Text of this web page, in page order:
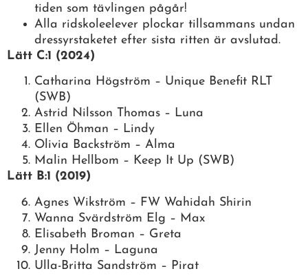
tiden som tävlingen pågår!
Alla ridskoleelever plockar tillsammans undan
dressyrstaketet efter sista ritten är avslutad.
Lätt C:1 (2024)
Catharina Högström – Unique Benefit RLT
(SWB)
Astrid Nilsson Thomas – Luna
Ellen Öhman – Lindy
Olivia Backström – Alma
Malin Hellbom – Keep It Up (SWB)
Lätt B:1 (2019)
Agnes Wikström – FW Wahidah Shirin
Wanna Svärdström Elg – Max
Elisabeth Broman – Greta
Jenny Holm – Laguna
Ulla-Britta Sandström – Pirat